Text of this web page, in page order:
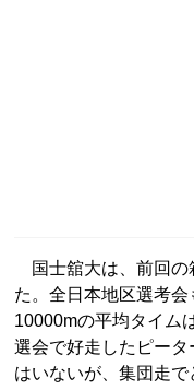
国士舘大は、前回の
た。全日本地区選考
10000mの平均タイム
選会で好走したピー
はいないが、集団走